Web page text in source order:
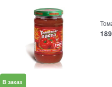
189
В заказ